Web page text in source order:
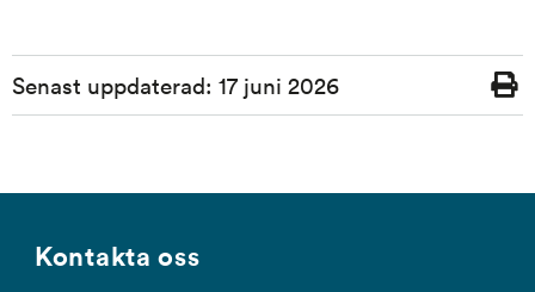
Sidinformation
Senast uppdaterad: 17 juni 2026
Skriv
ut
Kontakta oss